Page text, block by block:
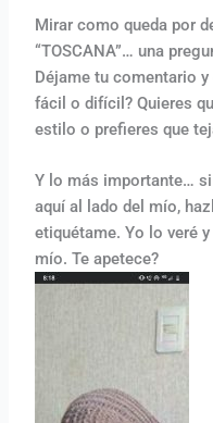
Mirar como queda por
“TOSCANA”… una
Déjame tu comentario
fácil o difícil? Quieres
estilo o prefieres que
Y lo más importante…
aquí al lado del mío,
etiquétame. Yo lo veré
mío. Te apetece?